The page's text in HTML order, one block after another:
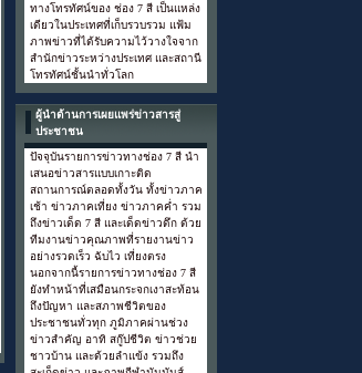
ทางโทรทัศน์ของ ช่อง 7 สี เป็นแหล่ง
เดียวในประเทศที่เก็บรวบรวม แฟ้ม
ภาพข่าวที่ได้รับความไว้วางใจจาก
สำนักข่าวระหว่างประเทศ และสถานี
โทรทัศน์ชั้นนำทั่วโลก
ผู้นำด้านการเผยแพร่ข่าวสารสู่
ประชาชน
ปัจจุบันรายการข่าวทางช่อง 7 สี นำ
เสนอข่าวสารแบบเกาะติด
สถานการณ์ตลอดทั้งวัน ทั้งข่าวภาค
เช้า ข่าวภาคเที่ยง ข่าวภาคค่ำ รวม
ถึงข่าวเด็ด 7 สี และเด็ดข่าวดึก ด้วย
ทีมงานข่าวคุณภาพที่รายงานข่าว
อย่างรวดเร็ว ฉับไว เที่ยงตรง
นอกจากนี้รายการข่าวทางช่อง 7 สี
ยังทำหน้าที่เสมือนกระจกเงาสะท้อน
ถึงปัญหา และสภาพชีวิตของ
ประชาชนทั่วทุก ภูมิภาคผ่านช่วง
ข่าวสำคัญ อาทิ สกู๊ปชีวิต ข่าวช่วย
ชาวบ้าน และด้วยลำแข้ง รวมถึง